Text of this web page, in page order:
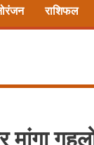
राशिफल
मांगा